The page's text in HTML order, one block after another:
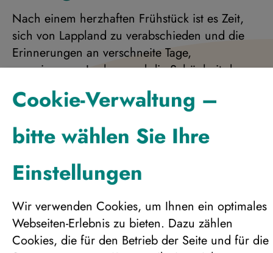
Nach einem herzhaften Frühstück ist es Zeit,
sich von Lappland zu verabschieden und die
Erinnerungen an verschneite Tage,
gemeinsames Lachen und die Schönheit der
Arktis mitzunehmen. Gäste mit späterer Abreise
können auch noch ein Mittagessen genießen,
werden bequem zum Flughafen Kittilä
Die Tagesprogramme können auch in anderer
Reihenfolge stattfinden.
Cookie-Verwaltung –
bitte wählen Sie Ihre
Einstellungen
Wir verwenden Cookies, um Ihnen ein optimales
Webseiten-Erlebnis zu bieten. Dazu zählen
Cookies, die für den Betrieb der Seite und für die